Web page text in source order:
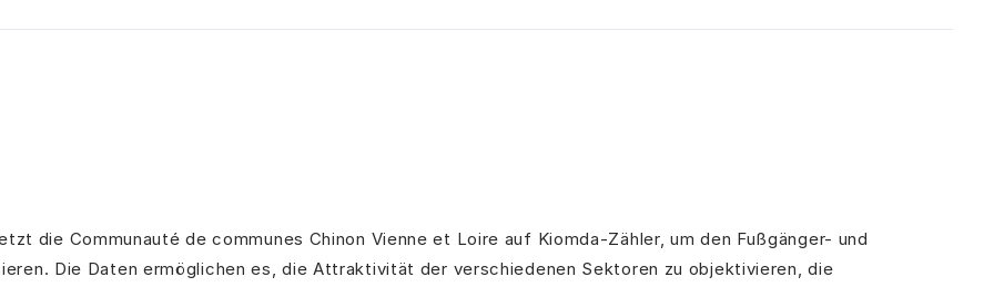
die Communauté de communes Chinon Vienne et Loire auf Kiomda-Zähler, um den Fußgänger- und
Die Daten ermöglichen es, die Attraktivität der verschiedenen Sektoren zu objektivieren, die